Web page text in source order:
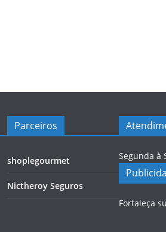
Parceiros
shoplegourmet
Nictheroy Seguros
Segunda à
Fortaleça